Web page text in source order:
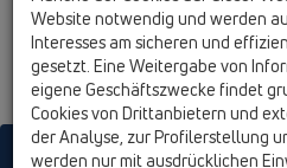
HL sorgt für den guten Ablauf
Website notwendig und werden
Interesses am sicheren und
gesetzt. Eine Weitergabe von
eigene Geschäftszwecke findet
Cookies von Drittanbietern und
der Analyse, zur Profilerstellung
werden nur mit ausdrücklichen